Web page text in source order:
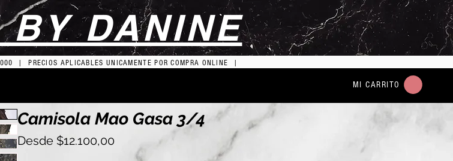
BY DANINE
| PRECIOS APLICABLES UNICAMENTE POR COMPRA ONLINE |
MI CARRITO
Camisola Mao Gasa 3/4
Desde $12.100,00Precio